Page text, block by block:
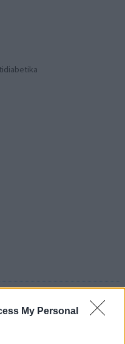
My Personal
dieser Seite sind
vor der Veröffentlichung
um unseren Standards (für